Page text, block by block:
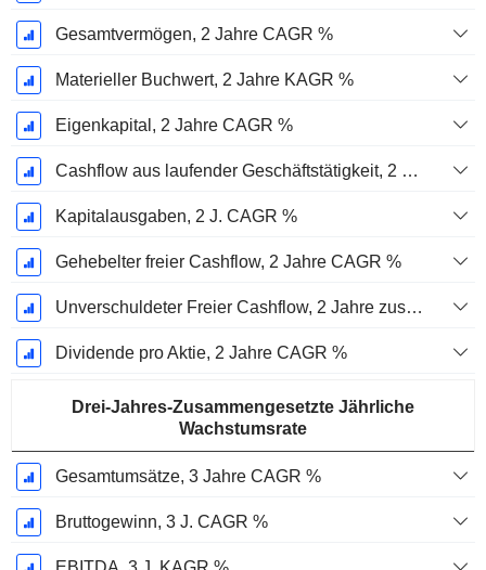
Gesamtvermögen, 2 Jahre CAGR %
Materieller Buchwert, 2 Jahre KAGR %
Eigenkapital, 2 Jahre CAGR %
Cashflow aus laufender Geschäftstätigkeit, 2 Jahre CAGR %
Kapitalausgaben, 2 J. CAGR %
Gehebelter freier Cashflow, 2 Jahre CAGR %
Unverschuldeter Freier Cashflow, 2 Jahre zusammengesetzte jährliche Wachstumsrate %
Dividende pro Aktie, 2 Jahre CAGR %
Drei-Jahres-Zusammengesetzte Jährliche
Wachstumsrate
Gesamtumsätze, 3 Jahre CAGR %
Bruttogewinn, 3 J. CAGR %